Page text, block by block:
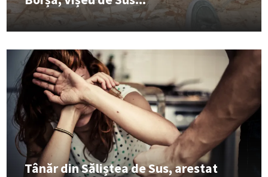
Tânăr din Săliștea de Sus, arestat